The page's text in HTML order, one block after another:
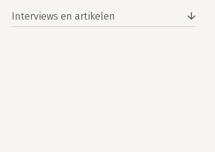
Interviews en artikelen